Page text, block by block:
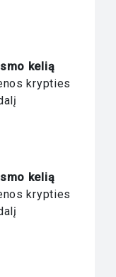
kelią
krypties
kelią
krypties